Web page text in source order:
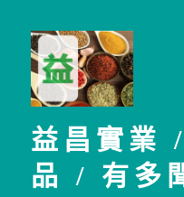
益昌實業
品 / 有多